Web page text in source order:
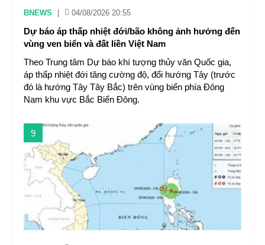
BNEWS 04/08/2026 20:55
Dự báo áp thấp nhiệt đới/bão không ảnh hưởng đến
vùng ven biển và đất liền Việt Nam
Theo Trung tâm Dự báo khí tượng thủy văn Quốc gia,
áp thấp nhiệt đới tăng cường độ, đổi hướng Tây (trước
đó là hướng Tây Tây Bắc) trên vùng biển phía Đông
Nam khu vực Bắc Biển Đông.
9